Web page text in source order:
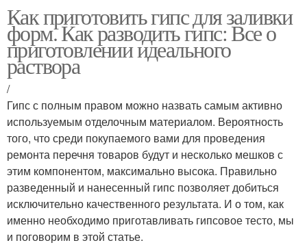
Как приготовить гипс для заливки
форм. Как разводить гипс: Все о
приготовлении идеального
раствора
/
Гипс с полным правом можно назвать самым активно
используемым отделочным материалом. Вероятность
того, что среди покупаемого вами для проведения
ремонта перечня товаров будут и несколько мешков с
этим компонентом, максимально высока. Правильно
разведенный и нанесенный гипс позволяет добиться
исключительно качественного результата. И о том, как
именно необходимо приготавливать гипсовое тесто, мы
и поговорим в этой статье.